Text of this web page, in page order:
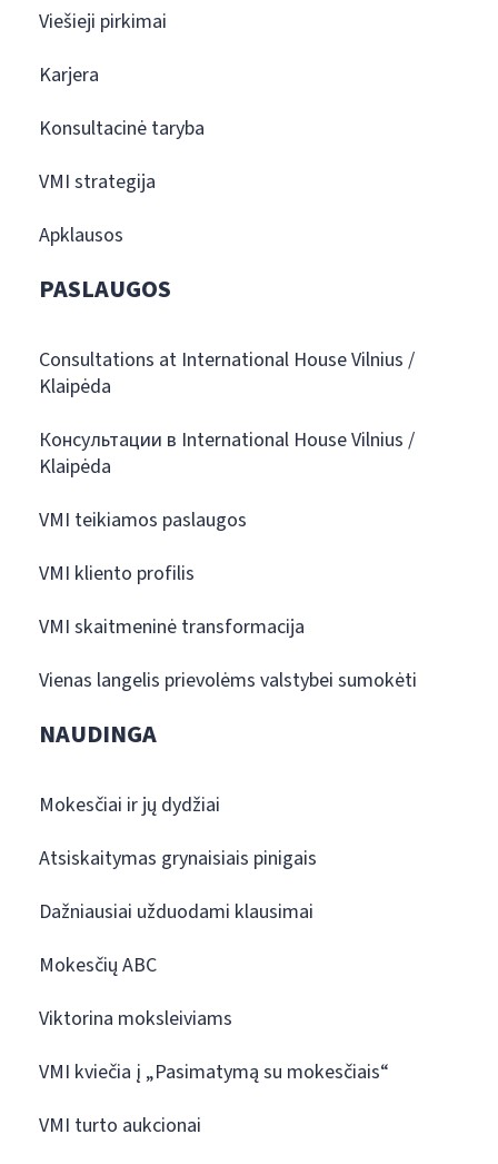
Viešieji pirkimai
Karjera
Konsultacinė taryba
VMI strategija
Apklausos
PASLAUGOS
Consultations at International House Vilnius /
Klaipėda
Консультации в International House Vilnius /
Klaipėda
VMI teikiamos paslaugos
VMI kliento profilis
VMI skaitmeninė transformacija
Vienas langelis prievolėms valstybei sumokėti
NAUDINGA
Mokesčiai ir jų dydžiai
Atsiskaitymas grynaisiais pinigais
Dažniausiai užduodami klausimai
Mokesčių ABC
Viktorina moksleiviams
VMI kviečia į „Pasimatymą su mokesčiais“
VMI turto aukcionai